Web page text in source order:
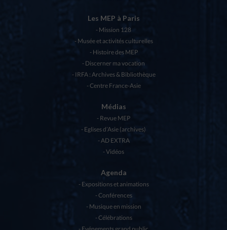
Les MEP à Paris
Mission 128
Musée et activités culturelles
Histoire des MEP
Discerner ma vocation
IRFA : Archives & Bibliothèque
Centre France-Asie
Médias
Revue MEP
Eglises d’Asie (archives)
AD EXTRA
Vidéos
Agenda
Expositions et animations
Conférences
Musique en mission
Célébrations